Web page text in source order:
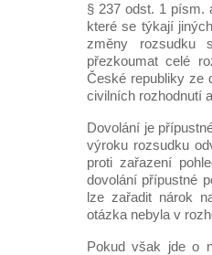
§ 237 odst. 1 písm.
které se týkají
změny rozsudku
přezkoumat celé
České republiky ze
civilních rozhodnutí
Dovolání je
výroku rozsudku
proti zařazení
dovolání přípustné
lze zařadit nárok
otázka nebyla v
Pokud však jde o